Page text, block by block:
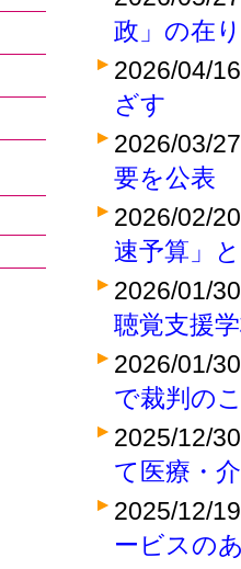
政」の在
2026/04/
ざす
2026/03/
要を公表
2026/02/
速予算」
2026/01/
聴覚支援
2026/01/
で裁判の
2025/12/
て医療・
2025/12/
ービスの